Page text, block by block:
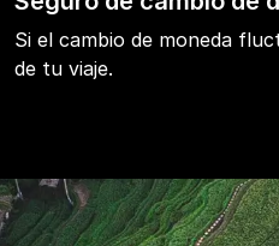
Si el cambio de moneda
de tu viaje.